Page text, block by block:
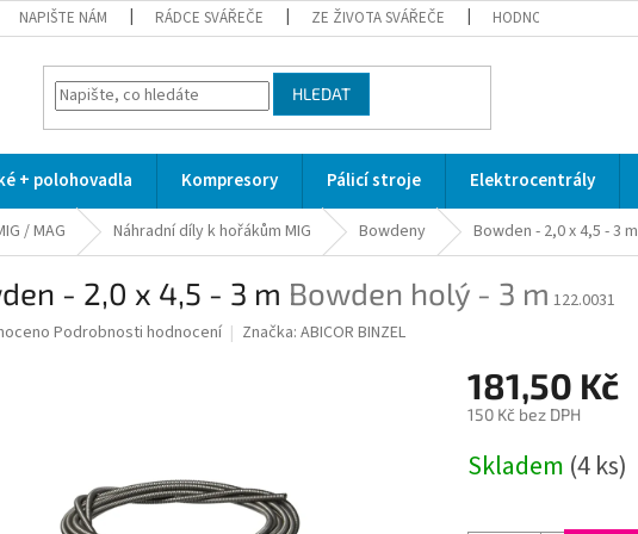
NAPIŠTE NÁM RÁDCE SVÁŘEČE ZE ŽIVOTA SVÁŘEČE HODNOCENÍ OBCHODU
HLEDAT
+ polohovadla Kompresory Pálicí stroje Elektrocentrály
/ MAG Náhradní díly k hořákům MIG Bowdeny Bowden - 2,0 x 4,5 - 3 m
- 2,0 x 4,5 - 3 m Bowden holý - 3 m 122.0031
Podrobnosti hodnocení Značka: ABICOR BINZEL
181,50 Kč
150 Kč bez DPH
cena:
Skladem (4 ks)